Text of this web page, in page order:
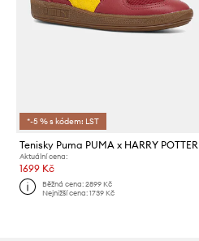
*-5 % s kódem: LST
Tenisky Puma PUMA x HARRY POTTER
Aktuální cena:
1699 Kč
Běžná cena:2899 Kč
Nejnižší cena:1739 Kč